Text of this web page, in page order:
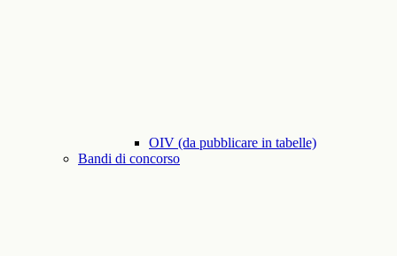
OIV (da pubblicare in tabelle)
Bandi di concorso